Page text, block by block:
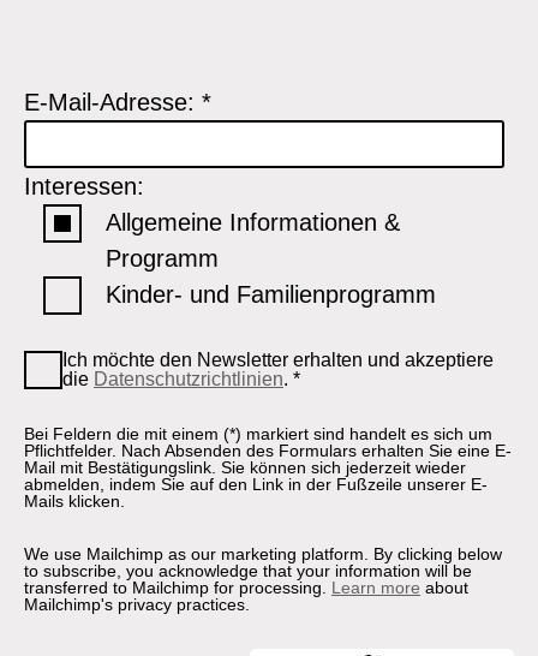
E-Mail-Adresse: *
Interessen:
Allgemeine Informationen &
Programm
Kinder- und Familienprogramm
Ich möchte den Newsletter erhalten und akzeptiere
die Datenschutzrichtlinien. *
Bei Feldern die mit einem (*) markiert sind handelt es sich um
Pflichtfelder. Nach Absenden des Formulars erhalten Sie eine E-
Mail mit Bestätigungslink. Sie können sich jederzeit wieder
abmelden, indem Sie auf den Link in der Fußzeile unserer E-
Mails klicken.
We use Mailchimp as our marketing platform. By clicking below
to subscribe, you acknowledge that your information will be
transferred to Mailchimp for processing. Learn more about
Mailchimp's privacy practices.